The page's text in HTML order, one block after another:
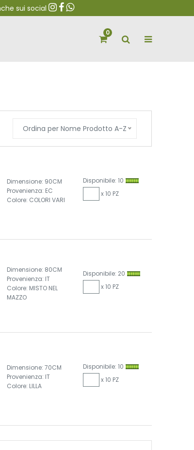
sui social
0
Ordina per Nome Prodotto A-Z
Dimensione: 90CM
Provenienza: EC
Colore: COLORI VARI
Disponibile: 10
x 10 PZ
Dimensione: 80CM
Provenienza: IT
Colore: MISTO NEL
MAZZO
Disponibile: 20
x 10 PZ
Dimensione: 70CM
Provenienza: IT
Colore: LILLA
Disponibile: 10
x 10 PZ